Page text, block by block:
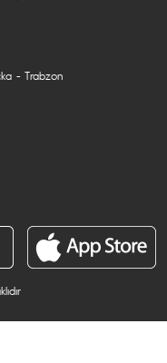
- Trabzon